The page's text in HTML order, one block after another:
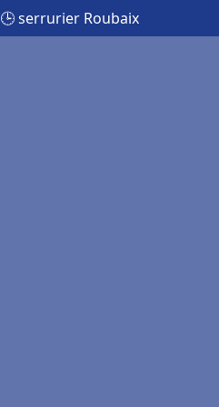
🕒 serrurier Roubaix